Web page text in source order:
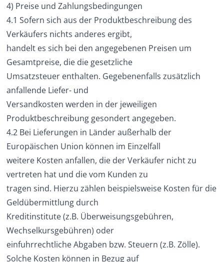
4) Preise und Zahlungsbedingungen
4.1 Sofern sich aus der Produktbeschreibung des
Verkäufers nichts anderes ergibt,
handelt es sich bei den angegebenen Preisen um
Gesamtpreise, die die gesetzliche
Umsatzsteuer enthalten. Gegebenenfalls zusätzlich
anfallende Liefer- und
Versandkosten werden in der jeweiligen
Produktbeschreibung gesondert angegeben.
4.2 Bei Lieferungen in Länder außerhalb der
Europäischen Union können im Einzelfall
weitere Kosten anfallen, die der Verkäufer nicht zu
vertreten hat und die vom Kunden zu
tragen sind. Hierzu zählen beispielsweise Kosten für die
Geldübermittlung durch
Kreditinstitute (z.B. Überweisungsgebühren,
Wechselkursgebühren) oder
einfuhrrechtliche Abgaben bzw. Steuern (z.B. Zölle).
Solche Kosten können in Bezug auf